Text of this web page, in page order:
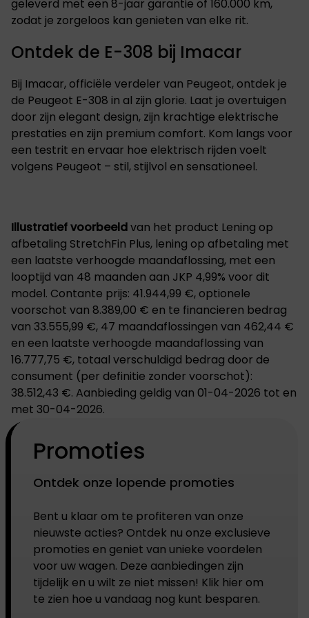
geleverd met een 8-jaar garantie of 160.000 km,
zodat je zorgeloos kan genieten van elke rit.
Ontdek de E-308 bij Imacar
Bij Imacar, officiële verdeler van Peugeot, ontdek je
de Peugeot E-308 in al zijn glorie. Laat je overtuigen
door zijn elegant design, zijn krachtige elektrische
prestaties en zijn premium comfort. Kom langs voor
een testrit en ervaar hoe elektrisch rijden voelt
volgens Peugeot – stil, stijlvol en sensationeel.
Illustratief voorbeeldvan het product Lening op
afbetaling StretchFin Plus, lening op afbetaling met
een laatste verhoogde maandaflossing, met een
looptijd van 48 maanden aan JKP 4,99% voor dit
model. Contante prijs: 41.944,99 €, optionele
voorschot van 8.389,00 € en te financieren bedrag
van 33.555,99 €, 47 maandaflossingen van 462,44 €
en een laatste verhoogde maandaflossing van
16.777,75 €, totaal verschuldigd bedrag door de
consument (per definitie zonder voorschot):
38.512,43 €. Aanbieding geldig van 01-04-2026 tot en
met 30-04-2026.
Promoties
Ontdek onze lopende promoties
Bent u klaar om te profiteren van onze
nieuwste acties? Ontdek nu onze exclusieve
promoties en geniet van unieke voordelen
voor uw wagen. Deze aanbiedingen zijn
tijdelijk en u wilt ze niet missen! Klik hier om
te zien hoe u vandaag nog kunt besparen.